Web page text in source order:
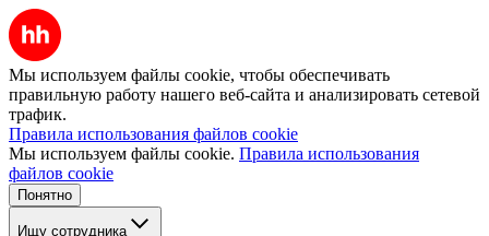
Мы используем файлы cookie, чтобы обеспечивать
правильную работу нашего веб-сайта и анализировать сетевой
трафик.
Правила использования файлов cookie
Мы используем файлы cookie. Правила использования
файлов cookie
Понятно
Ищу сотрудника